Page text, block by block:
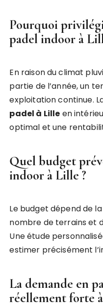
Pourquoi
padel indoor à
En raison du climat
partie de l’année, un
exploitation continue.
padel à Lille en
optimal et une
Quel budget
indoor à Lille ?
Le budget dépend de
nombre de terrains et
Une étude
estimer précisément
La demande en
réellement forte